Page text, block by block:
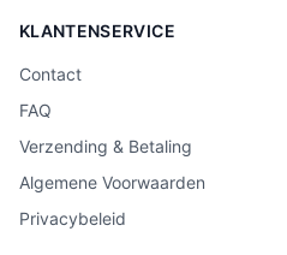
KLANTENSERVICE
Contact
FAQ
Verzending & Betaling
Algemene Voorwaarden
Privacybeleid